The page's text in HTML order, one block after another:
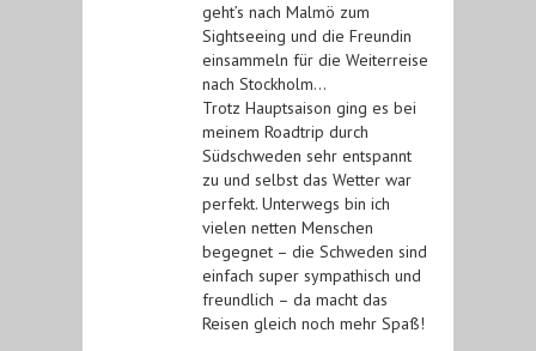
geht’s nach Malmö zum
Sightseeing und die Freundin
einsammeln für die Weiterreise
nach Stockholm…
Trotz Hauptsaison ging es bei
meinem Roadtrip durch
Südschweden sehr entspannt
zu und selbst das Wetter war
perfekt. Unterwegs bin ich
vielen netten Menschen
begegnet – die Schweden sind
einfach super sympathisch und
freundlich – da macht das
Reisen gleich noch mehr Spaß!